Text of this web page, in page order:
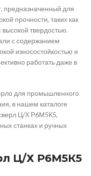
предназначенный для
прочности, таких как
твердостью.
с содержанием
износостойкостью и
работать даже в
для промышленного
в нашем каталоге
Ц/Х Р6М5К5,
станках и ручных
Ц/Х Р6М5К5